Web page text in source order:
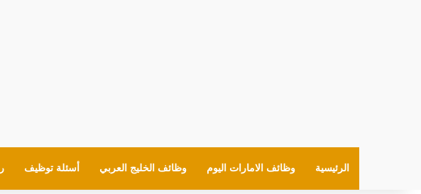
الرئيسية وظائف الامارات اليوم وظائف الخليج العربي أسئلة توظيف